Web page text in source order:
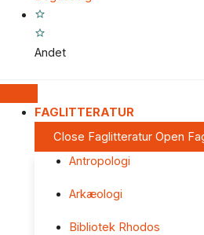
Andet
FAGLITTERATUR
Close Faglitteratur Open
Antropologi
Arkæologi
Bibliotek Rhodos